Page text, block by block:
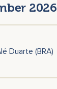
2026
Duarte (BRA)